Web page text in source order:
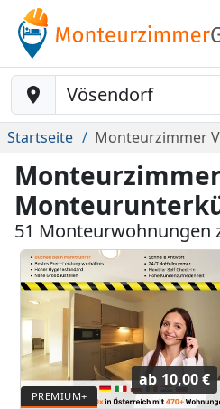
Baustelle-Location
Startseite Monteurzimmer
51 Monteurwohnungen
ab 10,00 €